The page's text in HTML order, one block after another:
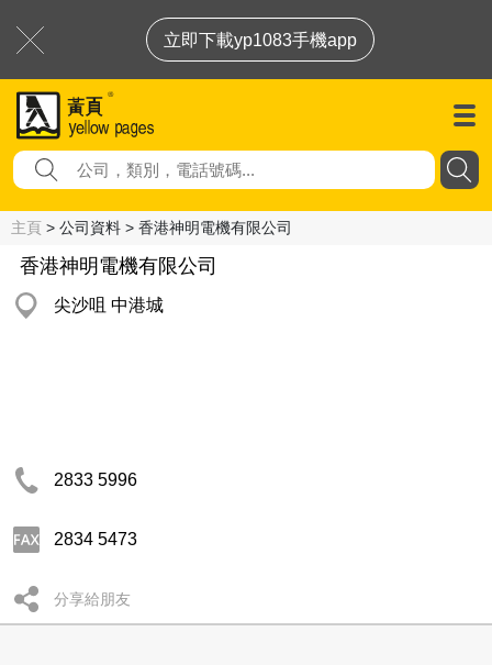
立即下載yp1083手機app
主頁 > 公司資料 > 香港神明電機有限公司
香港神明電機有限公司
尖沙咀 中港城
2833 5996
2834 5473
分享給朋友